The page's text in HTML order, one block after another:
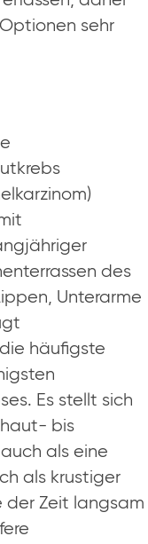
sehr
des
Unterarme
häufigste
Es stellt sich
bis
als eine
als krustiger
der Zeit langsam